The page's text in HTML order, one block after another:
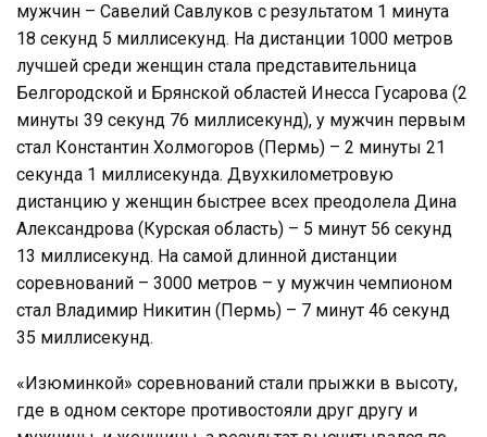
мужчин – Савелий Савлуков с результатом 1 минута
18 секунд 5 миллисекунд. На дистанции 1000 метров
лучшей среди женщин стала представительница
Белгородской и Брянской областей Инесса Гусарова (2
минуты 39 секунд 76 миллисекунд), у мужчин первым
стал Константин Холмогоров (Пермь) – 2 минуты 21
секунда 1 миллисекунда. Двухкилометровую
дистанцию у женщин быстрее всех преодолела Дина
Александрова (Курская область) – 5 минут 56 секунд
13 миллисекунд. На самой длинной дистанции
соревнований – 3000 метров – у мужчин чемпионом
стал Владимир Никитин (Пермь) – 7 минут 46 секунд
35 миллисекунд.
«Изюминкой» соревнований стали прыжки в высоту,
где в одном секторе противостояли друг другу и